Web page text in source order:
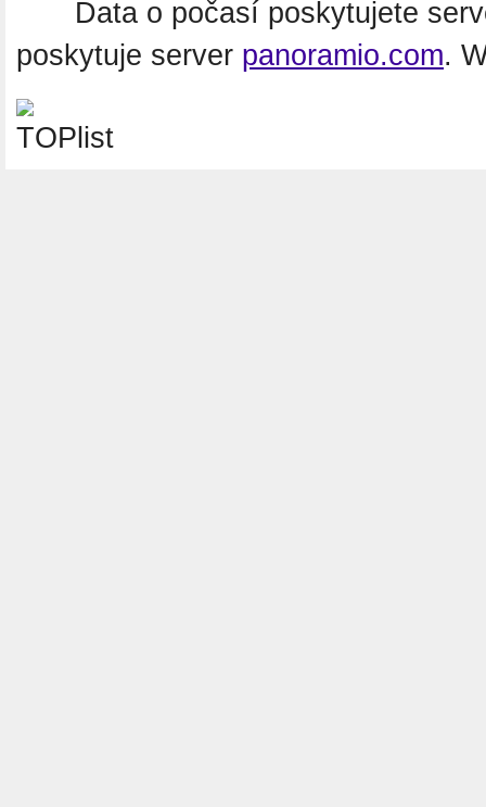
Data o počasí poskytujete
poskytuje server panoramio.com.